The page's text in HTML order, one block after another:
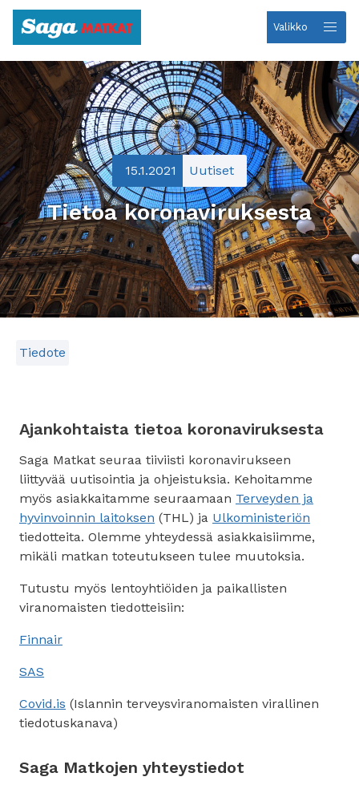
Etusivulle
Valikko
15.1.2021 Uutiset
Tietoa koronaviruksesta
Tiedote
Ajankohtaista tietoa koronaviruksesta
Saga Matkat seuraa tiiviisti koronavirukseen
liittyvää uutisointia ja ohjeistuksia. Kehoitamme
myös asiakkaitamme seuraamaan Terveyden ja
hyvinvoinnin laitoksen (THL) ja Ulkoministeriön
tiedotteita. Olemme yhteydessä asiakkaisiimme,
mikäli matkan toteutukseen tulee muutoksia.
Tutustu myös lentoyhtiöiden ja paikallisten
viranomaisten tiedotteisiin:
Finnair
SAS
Covid.is (Islannin terveysviranomaisten virallinen
tiedotuskanava)
Saga Matkojen yhteystiedot